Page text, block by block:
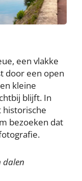
een vlakke
door een open
kleine
blijft. In
historische
bezoeken dat
dalen